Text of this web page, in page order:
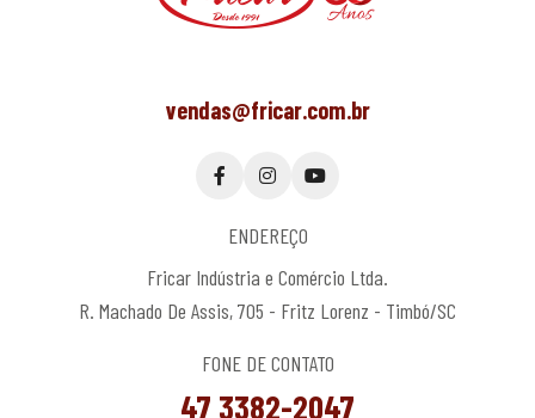
vendas@fricar.com.br
ENDEREÇO
Fricar Indústria e Comércio Ltda.
R. Machado De Assis, 705 - Fritz Lorenz - Timbó/SC
FONE DE CONTATO
47 3382-2047